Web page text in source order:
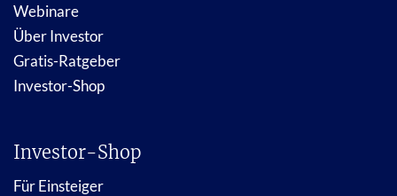
Webinare
Über Investor
Gratis-Ratgeber
Investor-Shop
Investor-Shop
Für Einsteiger